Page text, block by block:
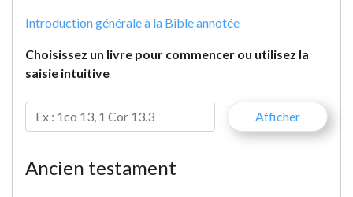
Introduction générale à la Bible annotée
Choisissez un livre pour commencer ou utilisez la
saisie intuitive
Ancien testament